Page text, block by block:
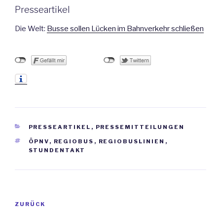
Presseartikel
Die Welt: Busse sollen Lücken im Bahnverkehr schließen
KATEGORIEN
PRESSEARTIKEL , PRESSEMITTEILUNGEN
SCHLAGWÖRTER
ÖPNV , REGIOBUS , REGIOBUSLINIEN ,
STUNDENTAKT
Beitrags-
Vorheriger
ZURÜCK